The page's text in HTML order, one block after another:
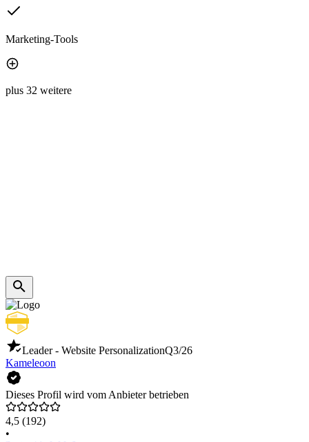
Marketing-Tools
plus 32 weitere
Leader - Website PersonalizationQ3/26
Kameleoon
Dieses Profil wird vom Anbieter betrieben
4,5 (192)
•